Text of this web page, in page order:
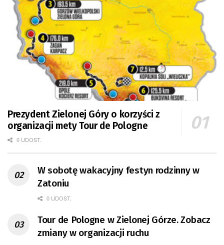
Prezydent Zielonej Góry o korzyści z
organizacji mety Tour de Pologne
0 UDOST.
W sobotę wakacyjny festyn rodzinny w
Zatoniu
0 UDOST.
Tour de Pologne w Zielonej Górze. Zobacz
zmiany w organizacji ruchu